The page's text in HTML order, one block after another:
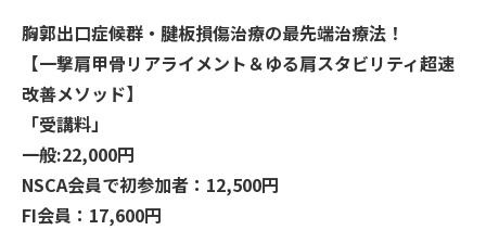
胸郭出口症候群・腱板損傷治療の最先端治療法！
【一撃肩甲骨リアライメント＆ゆる肩スタビリティ超速
改善メソッド】
「受講料」
一般:22,000円
NSCA会員で初参加者：12,500円
FI会員：17,600円